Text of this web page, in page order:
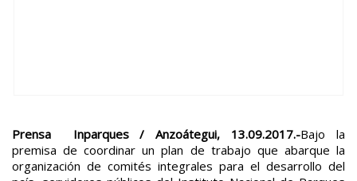
Prensa Inparques / Anzoátegui, 13.09.2017.-Bajo la
premisa de coordinar un plan de trabajo que abarque la
organización de comités integrales para el desarrollo del